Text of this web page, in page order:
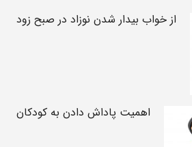
از خواب بیدار شدن نوزاد در صبح زود
اهمیت پاداش دادن به کودکان